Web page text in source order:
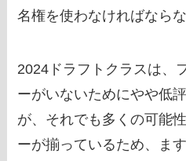
名権を使わなければなら
2024ドラフトクラスは、
ーがいないためにやや低
が、それでも多くの可能
ーが揃っているため、ま